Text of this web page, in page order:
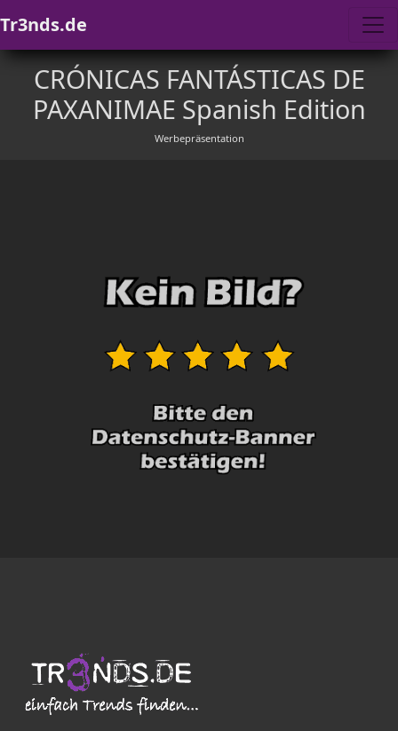
Tr3nds.de
CRÓNICAS FANTÁSTICAS DE
PAXANIMAE Spanish Edition
Werbepräsentation